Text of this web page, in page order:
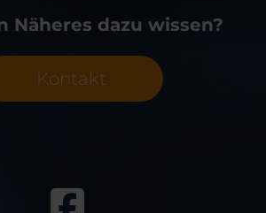
Näheres dazu wissen?
Kontakt